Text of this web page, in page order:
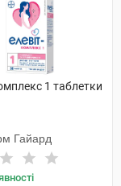
1 таблетки
Гайард